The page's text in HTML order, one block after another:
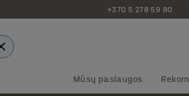
+370 5 278 59 80
Mūsų paslaugos